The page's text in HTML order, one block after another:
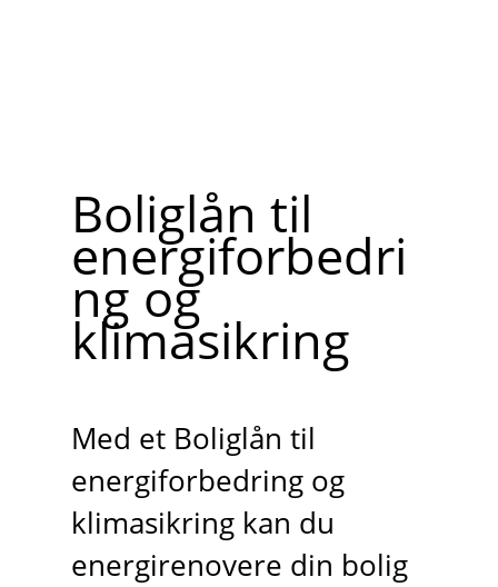
Boliglån til
energiforbedri
ng og
klimasikring
Med et Boliglån til
energiforbedring og
klimasikring kan du
energirenovere din bolig